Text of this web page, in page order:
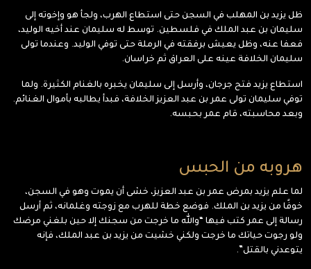
ظل يزيد بن المهلب في السجن حتى استطاع الهرب، ولجأ هو وإخوته إلى
سليمان بن عبد الملك في فلسطين. توسط له سليمان عند أخيه الوليد،
فعفا عنه، وظل يعيش برفقته في الرملة حتى توفي الوليد. وعندما تولى
سليمان الخلافة عينه على العراق ثم خراسان.
استطاع يزيد فتح جرجان، وأرسل إلى سليمان يخبره بالغنام الكثيرة. ولما
توفي سليمان تولى عمر بن عبد العزيز الخلافة، فبدأ يطالبه بأموال الغنائم.
وبعد محاسبته، قام عمر بحبسه.
هروبه من الحبس
لما علم يزيد بمرض عمر بن عبد العزيز، خشى أن يموت وهو في السجن،
خوفًا من يزيد بن الملك. فوضع خطة للهرب مع زوجته وغلمانه، ثم أرسل
رسالة إلى عمر كتب فيها “والله ما خرجت من سجنك إلا حين بلغني مرضك
ولو رجوت حياتك ما خرجت ولكني خشيت من يزيد بن عبد الملك، فإنه
يتوعدني بالقتل”.